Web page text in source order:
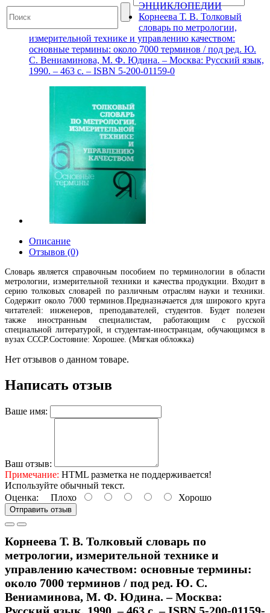
ЭНЦИКЛОПЕДИИ
Корнеева Т. В. Толковый
словарь по метрологии,
измерительной технике и управлению качеством:
основные термины: около 7000 терминов / под ред. Ю.
С. Вениаминова, М. Ф. Юдина. – Москва: Русский язык,
1990. – 463 с. – ISBN 5-200-01159-0
Описание
Отзывов (0)
Словарь является справочным пособием по терминологии в области
метрологии, измерительной техники и качества продукции. Входит в
серию толковых словарей по различным отраслям науки и техники.
Содержит около 7000 терминов.Предназначается для широкого круга
читателей: инженеров, преподавателей, студентов. Будет полезен
также иностранным специалистам, работающим с русской
специальной литературой, и студентам-иностранцам, обучающимся в
вузах СССР.Состояние: Хорошее. (Мягкая обложка)
Нет отзывов о данном товаре.
Написать отзыв
Ваше имя:
Ваш отзыв:
Примечание: HTML разметка не поддерживается!
Используйте обычный текст.
Оценка: Плохо Хорошо
Отправить отзыв
Корнеева Т. В. Толковый словарь по
метрологии, измерительной технике и
управлению качеством: основные термины:
около 7000 терминов / под ред. Ю. С.
Вениаминова, М. Ф. Юдина. – Москва: